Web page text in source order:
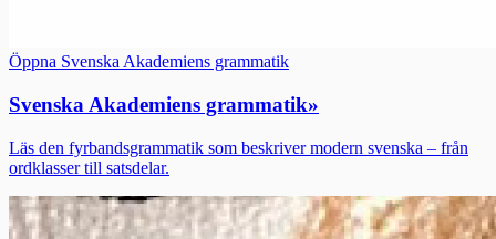
Öppna Svenska Akademiens grammatik
Svenska Akademiens grammatik»
Läs den fyrbandsgrammatik som beskriver modern svenska – från
ordklasser till satsdelar.